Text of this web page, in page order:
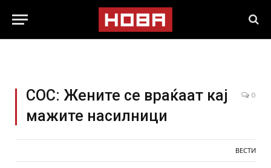
СОС: Жените се враќаат кај
мажите насилници
0
ВЕСТИ